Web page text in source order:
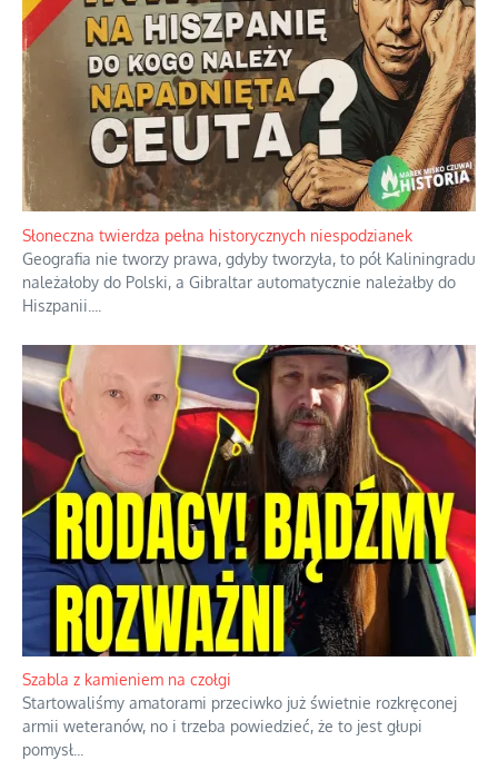
Słoneczna twierdza pełna historycznych niespodzianek
Geografia nie tworzy prawa, gdyby tworzyła, to pół Kaliningradu
należałoby do Polski, a Gibraltar automatycznie należałby do
Hiszpanii.
Szabla z kamieniem na czołgi
Startowaliśmy amatorami przeciwko już świetnie rozkręconej
armii weteranów, no i trzeba powiedzieć, że to jest głupi
pomysł